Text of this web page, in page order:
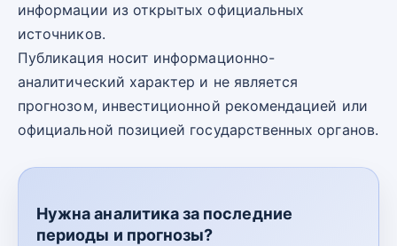
информации из открытых официальных
источников.
Публикация носит информационно-
аналитический характер и не является
прогнозом, инвестиционной рекомендацией или
официальной позицией государственных органов.
Нужна аналитика за последние
периоды и прогнозы?